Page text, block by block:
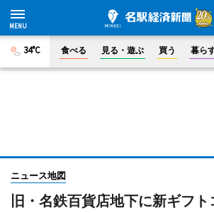
34°C 食べる 見る・遊ぶ 買う 暮ら
ニュース地図
旧・名鉄百貨店地下に新ギフ